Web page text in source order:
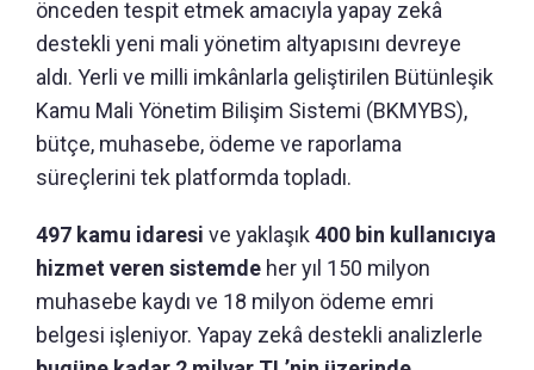
önceden tespit etmek amacıyla yapay zekâ
destekli yeni mali yönetim altyapısını devreye
aldı. Yerli ve milli imkânlarla geliştirilen Bütünleşik
Kamu Mali Yönetim Bilişim Sistemi (BKMYBS),
bütçe, muhasebe, ödeme ve raporlama
süreçlerini tek platformda topladı.
497 kamu idaresi ve yaklaşık 400 bin kullanıcıya
hizmet veren sistemde her yıl 150 milyon
muhasebe kaydı ve 18 milyon ödeme emri
belgesi işleniyor. Yapay zekâ destekli analizlerle